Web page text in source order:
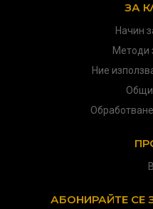
ЗА
Начин
Методи
Ние
Общи
АБОНИРАЙТЕ СЕ